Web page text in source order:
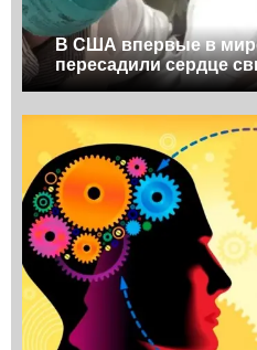
В США впервые в
пересадили сердце